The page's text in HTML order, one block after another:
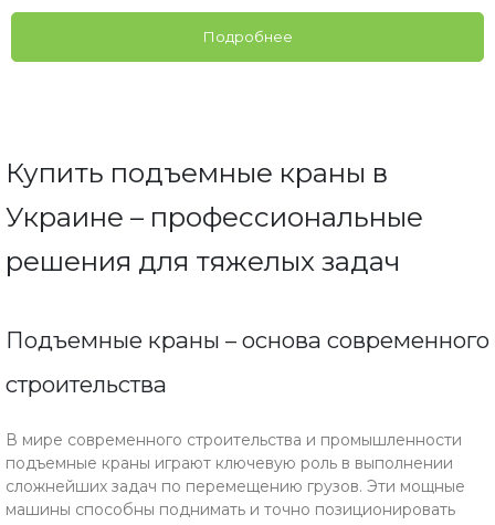
Подробнее
Купить подъемные краны в
Украине – профессиональные
решения для тяжелых задач
Подъемные краны – основа современного
строительства
В мире современного строительства и промышленности
подъемные краны играют ключевую роль в выполнении
сложнейших задач по перемещению грузов. Эти мощные
машины способны поднимать и точно позиционировать